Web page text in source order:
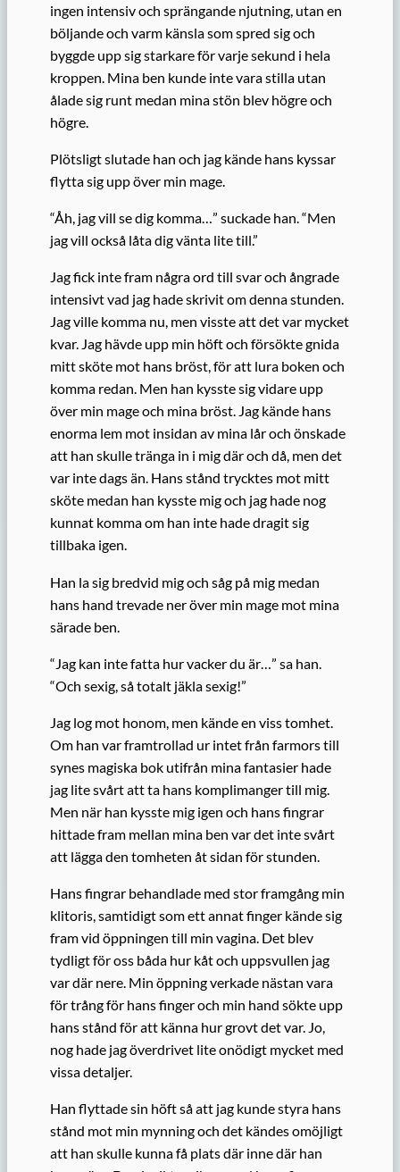
ingen intensiv och sprängande njutning, utan en
böljande och varm känsla som spred sig och
byggde upp sig starkare för varje sekund i hela
kroppen. Mina ben kunde inte vara stilla utan
ålade sig runt medan mina stön blev högre och
högre.
Plötsligt slutade han och jag kände hans kyssar
flytta sig upp över min mage.
“Åh, jag vill se dig komma…” suckade han. “Men
jag vill också låta dig vänta lite till.”
Jag fick inte fram några ord till svar och ångrade
intensivt vad jag hade skrivit om denna stunden.
Jag ville komma nu, men visste att det var mycket
kvar. Jag hävde upp min höft och försökte gnida
mitt sköte mot hans bröst, för att lura boken och
komma redan. Men han kysste sig vidare upp
över min mage och mina bröst. Jag kände hans
enorma lem mot insidan av mina lår och önskade
att han skulle tränga in i mig där och då, men det
var inte dags än. Hans stånd trycktes mot mitt
sköte medan han kysste mig och jag hade nog
kunnat komma om han inte hade dragit sig
tillbaka igen.
Han la sig bredvid mig och såg på mig medan
hans hand trevade ner över min mage mot mina
särade ben.
“Jag kan inte fatta hur vacker du är…” sa han.
“Och sexig, så totalt jäkla sexig!”
Jag log mot honom, men kände en viss tomhet.
Om han var framtrollad ur intet från farmors till
synes magiska bok utifrån mina fantasier hade
jag lite svårt att ta hans komplimanger till mig.
Men när han kysste mig igen och hans fingrar
hittade fram mellan mina ben var det inte svårt
att lägga den tomheten åt sidan för stunden.
Hans fingrar behandlade med stor framgång min
klitoris, samtidigt som ett annat finger kände sig
fram vid öppningen till min vagina. Det blev
tydligt för oss båda hur kåt och uppsvullen jag
var där nere. Min öppning verkade nästan vara
för trång för hans finger och min hand sökte upp
hans stånd för att känna hur grovt det var. Jo,
nog hade jag överdrivet lite onödigt mycket med
vissa detaljer.
Han flyttade sin höft så att jag kunde styra hans
stånd mot min mynning och det kändes omöjligt
att han skulle kunna få plats där inne där han